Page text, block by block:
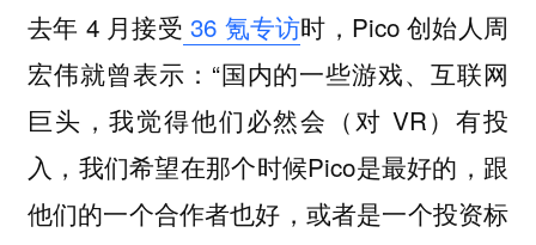
去年 4 月接受 36 氪专访时，Pico 创始人周
宏伟就曾表示：“国内的一些游戏、互联网
巨头，我觉得他们必然会（对 VR）有投
入，我们希望在那个时候Pico是最好的，跟
他们的一个合作者也好， 或者是一个投资标